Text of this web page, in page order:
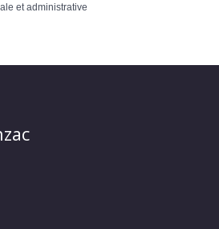
et administrative